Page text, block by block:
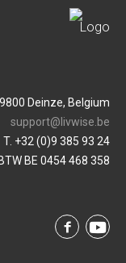
Deinze, Belgium
support@livwise.be
T. +32 (0)9 385 93 24
BTW BE 0454 468 358